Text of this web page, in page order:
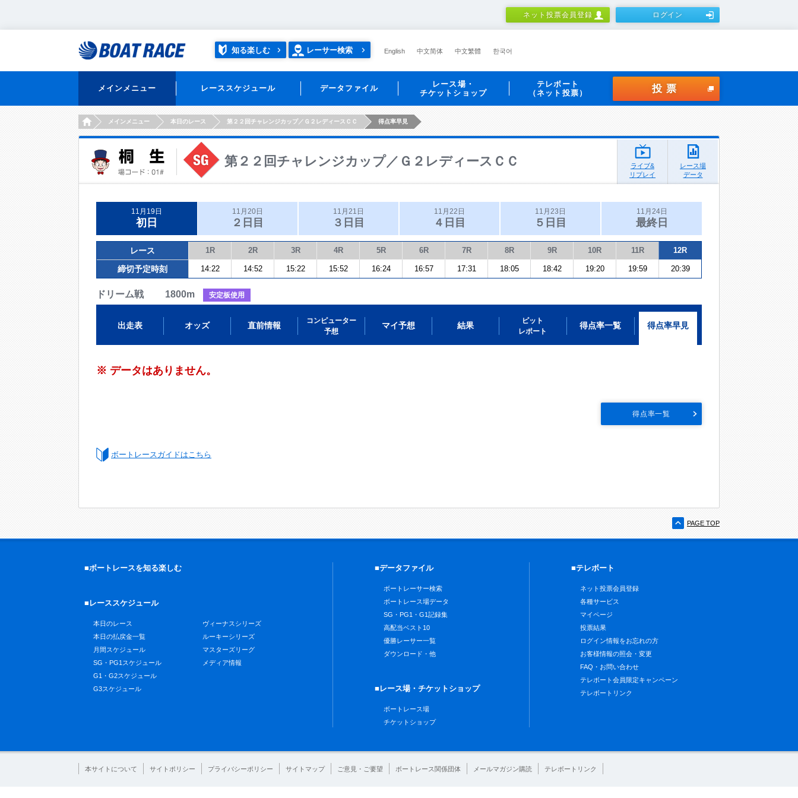
ネット投票会員登録 ログイン
知る楽しむ レーサー検索 English 中文简体 中文繁體 한국어
メインメニュー レーススケジュール データファイル
レース場・
チケットショップ
テレボート
（ネット投票）
投票
HOMEメインメニュー 本日のレース 第２２回チャレンジカップ／Ｇ２レディースＣＣ 得点率早見
第２２回チャレンジカップ／Ｇ２レディースＣＣ
ライブ&
リプレイ
レース場
データ
11月19日
初日
11月20日
２日目
11月21日
３日目
11月22日
４日目
11月23日
５日目
11月24日
最終日
レース 1R 2R 3R 4R 5R 6R 7R 8R 9R 10R 11R 12R
締切予定時刻 14:22 14:52 15:22 15:52 16:24 16:57 17:31 18:05 18:42 19:20 19:59 20:39
ドリーム戦 1800m 安定板使用
出走表 オッズ 直前情報
コンピューター
予想
マイ予想 結果
ピット
レポート
得点率一覧 得点率早見
※ データはありません。
得点率一覧
ボートレースガイドはこちら
PAGE TOP
■ボートレースを知る楽しむ
■レーススケジュール
本日のレース
本日の払戻金一覧
月間スケジュール
SG・PG1スケジュール
G1・G2スケジュール
G3スケジュール
ヴィーナスシリーズ
ルーキーシリーズ
マスターズリーグ
メディア情報
■データファイル
ボートレーサー検索
ボートレース場データ
SG・PG1・G1記録集
高配当ベスト10
優勝レーサー一覧
ダウンロード・他
■レース場・チケットショップ
ボートレース場
チケットショップ
■テレボート
ネット投票会員登録
各種サービス
マイページ
投票結果
ログイン情報をお忘れの方
お客様情報の照会・変更
FAQ・お問い合わせ
テレボート会員限定キャンペーン
テレボートリンク
本サイトについて サイトポリシー プライバシーポリシー サイトマップ ご意見・ご要望 ボートレース関係団体 メールマガジン購読 テレボートリンク